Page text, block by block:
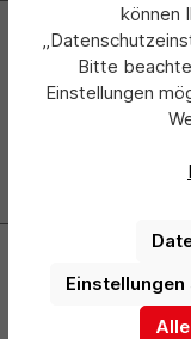
Abonnieren
erscheinenden
über neue
+49 (0) 2261-
können
Bitte
Einstellungen